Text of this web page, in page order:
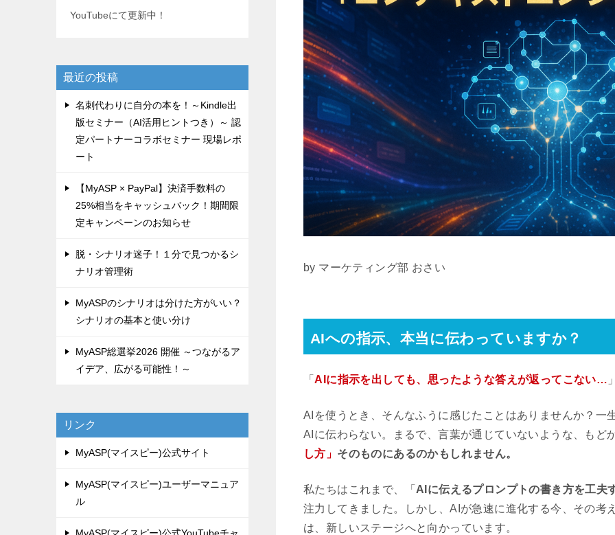
by マーケティング部 おさい
AIへの指示、本当に伝わっていますか？
「AIに指示を出しても、思ったような答えが返ってこない…
AIを使うとき、そんなふうに感じたことはありませんか？一
AIに伝わらない。まるで、言葉が通じていないような、もど
し方」 そのものにあるのかもしれません。
私たちはこれまで、「 AIに伝えるプロンプトの書き方を工夫
注力してきました。しかし、AIが急速に進化する今、その考
は、新しいステージへと向かっています。
YouTubeにて更新中！
最近の投稿
名刺代わりに自分の本を！～Kindle出
版セミナー（AI活用ヒントつき）～ 認
定パートナーコラボセミナー 現場レポ
ート
【MyASP × PayPal】決済手数料の
25%相当をキャッシュバック！期間限
定キャンペーンのお知らせ
脱・シナリオ迷子！１分で見つかるシ
ナリオ管理術
MyASPのシナリオは分けた方がいい？
シナリオの基本と使い分け
MyASP総選挙2026 開催 ～つながるア
イデア、広がる可能性！～
リンク
MyASP(マイスピー)公式サイト
MyASP(マイスピー)ユーザーマニュア
ル
MyASP(マイスピー)公式YouTubeチャ